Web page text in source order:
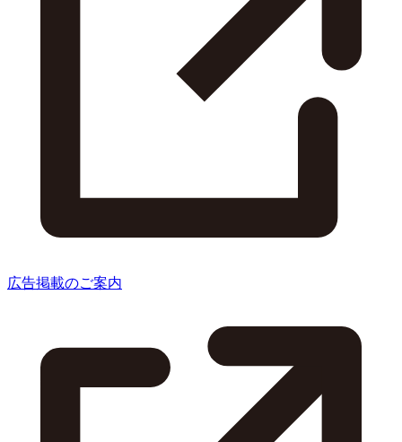
広告掲載のご案内